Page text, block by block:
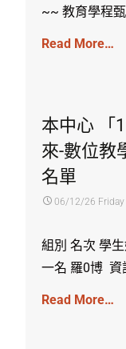
~~ 教育學程
Read More…
本中心 「
來-數位教
名單
06/12/26 Friday
組別 名次 學
一名 羅0博 資
Read More…